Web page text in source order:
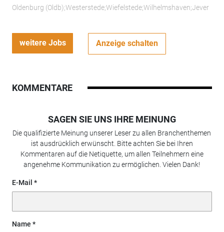
Oldenburg (Oldb);Westerstede;Wiefelstede;Wilhelmshaven;Jever
weitere Jobs Anzeige schalten
KOMMENTARE
SAGEN SIE UNS IHRE MEINUNG
Die qualifizierte Meinung unserer Leser zu allen Branchenthemen
ist ausdrücklich erwünscht. Bitte achten Sie bei Ihren
Kommentaren auf die Netiquette, um allen Teilnehmern eine
angenehme Kommunikation zu ermöglichen. Vielen Dank!
E-Mail
Name